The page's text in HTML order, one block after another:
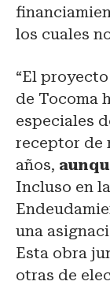
los cuales
“El
de Tocoma
especiales
receptor de
años,
Incluso en
una
Esta obra
otras de